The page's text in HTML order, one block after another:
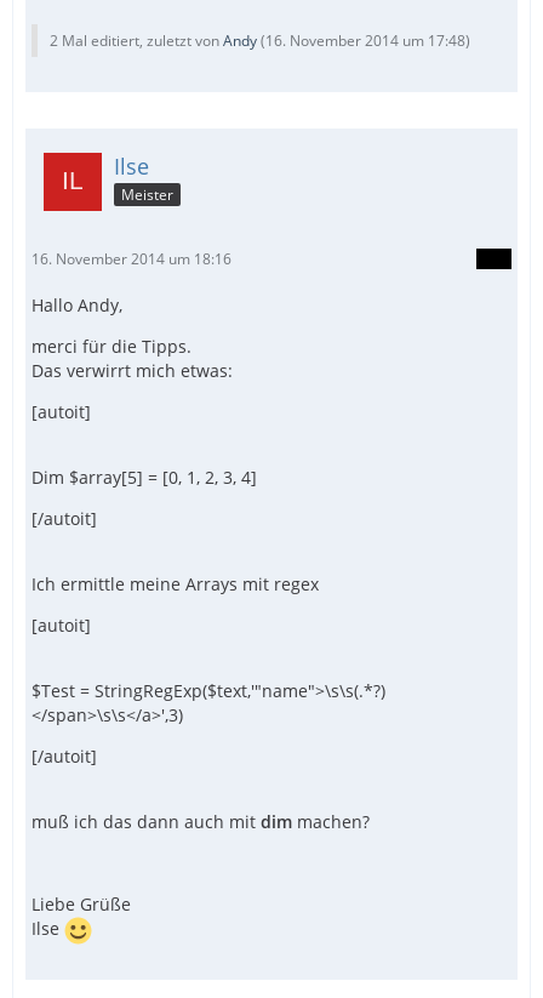
2 Mal editiert, zuletzt vonAndy(16. November 2014 um 17:48)
Ilse
Meister
16. November 2014 um 18:16
Hallo Andy,
merci für die Tipps.
Das verwirrt mich etwas:
[autoit]
Dim $array[5] = [0, 1, 2, 3, 4]
[/autoit]
Ich ermittle meine Arrays mit regex
[autoit]
$Test = StringRegExp($text,'"name">\s\s(.*?)
</span>\s\s</a>',3)
[/autoit]
muß ich das dann auch mit dim machen?
Liebe Grüße
Ilse